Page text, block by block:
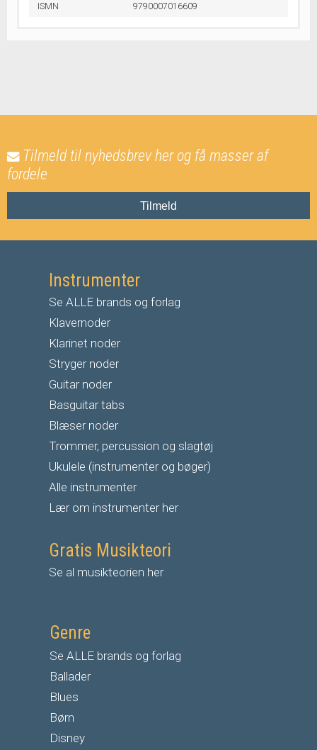
ISMN 9790007016609
Tilmeld til nyhedsbrev her og få masser af
fordele
Tilmeld
Instrumenter
Se ALLE brands og forlag
Klavernoder
Klarinet noder
Stryger noder
Guitar noder
Basguitar tabs
Blæser noder
Trommer, percussion og slagtøj
Ukulele (instrumenter og bøger)
Alle instrumenter
Lær om instrumenter her
Gratis Musikteori
Se al musikteorien her
Genre
Se ALLE brands og forlag
Ballader
Blues
Børn
Disney